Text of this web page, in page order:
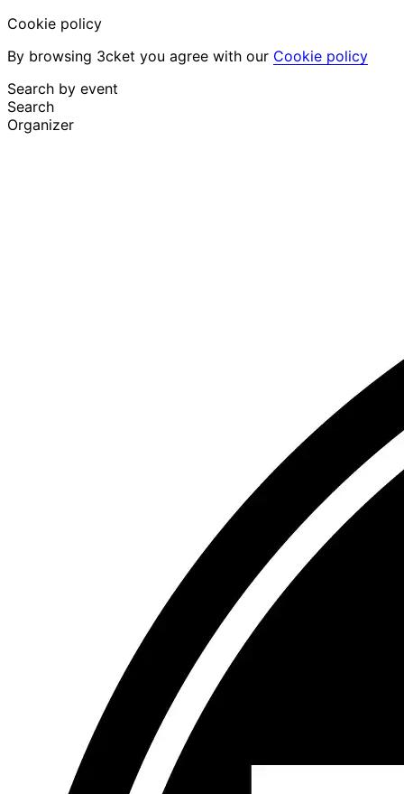
Cookie policy
By browsing 3cket you agree with our Cookie policy
Search by event
Search
Organizer